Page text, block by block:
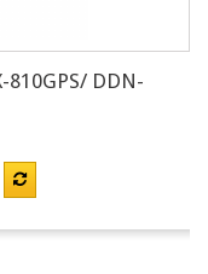
810GPS/ DDN-